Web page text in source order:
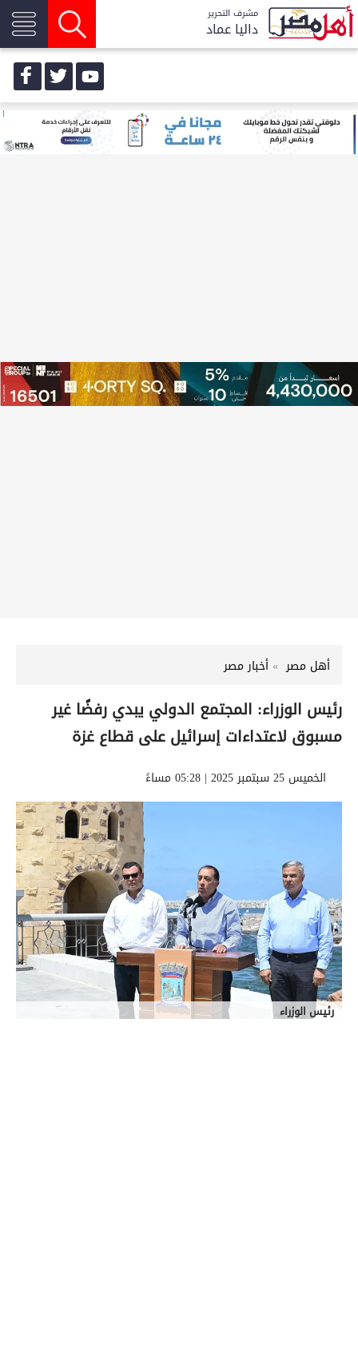
مشرف التحرير
داليا عماد
أهل مصر أخبار مصر
رئيس الوزراء: المجتمع الدولي يبدي رفضًا غير
مسبوق لاعتداءات إسرائيل على قطاع غزة
الخميس 25 سبتمبر 2025 | 05:28 مساءً
رئيس الوزراء